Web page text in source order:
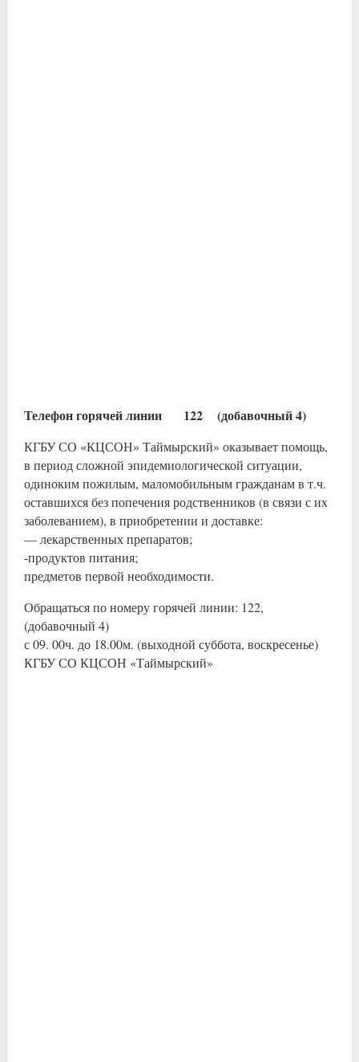
Телефон горячей линии 122 (добавочный 4)
КГБУ СО «КЦСОН» Таймырский» оказывает помощь,
в период сложной эпидемиологической ситуации,
одиноким пожилым, маломобильным гражданам в т.ч.
оставшихся без попечения родственников (в связи с их
заболеванием), в приобретении и доставке:
— лекарственных препаратов;
-продуктов питания;
предметов первой необходимости.
Обращаться по номеру горячей линии: 122,
(добавочный 4)
с 09. 00ч. до 18.00м. (выходной суббота, воскресенье)
КГБУ СО КЦСОН «Таймырский»